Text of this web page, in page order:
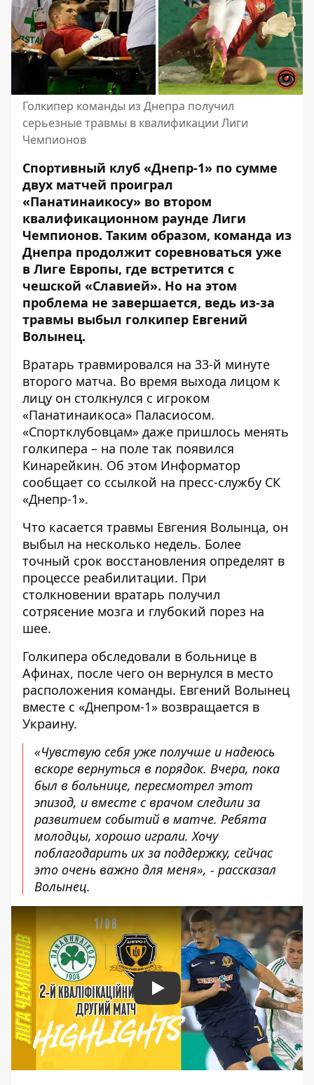
Голкипер команды из Днепра получил
серьезные травмы в квалификации Лиги
Чемпионов
Спортивный клуб «Днепр-1» по сумме
двух матчей проиграл
«Панатинаикосу» во втором
квалификационном раунде Лиги
Чемпионов. Таким образом, команда из
Днепра продолжит соревноваться уже
в Лиге Европы, где встретится с
чешской «Славией». Но на этом
проблема не завершается, ведь из-за
травмы выбыл голкипер Евгений
Волынец.
Вратарь травмировался на 33-й минуте
второго матча. Во время выхода лицом к
лицу он столкнулся с игроком
«Панатинаикоса» Паласиосом.
«Спортклубовцам» даже пришлось менять
голкипера – на поле так появился
Кинарейкин. Об этом Информатор
сообщает со ссылкой на пресс-службу СК
«Днепр-1».
Что касается травмы Евгения Волынца, он
выбыл на несколько недель. Более
точный срок восстановления определят в
процессе реабилитации. При
столкновении вратарь получил
сотрясение мозга и глубокий порез на
шее.
Голкипера обследовали в больнице в
Афинах, после чего он вернулся в место
расположения команды. Евгений Волынец
вместе с «Днепром-1» возвращается в
Украину.
«Чувствую себя уже получше и надеюсь
вскоре вернуться в порядок. Вчера, пока
был в больнице, пересмотрел этот
эпизод, и вместе с врачом следили за
развитием событий в матче. Ребята
молодцы, хорошо играли. Хочу
поблагодарить их за поддержку, сейчас
это очень важно для меня», - рассказал
Волынец.
Play